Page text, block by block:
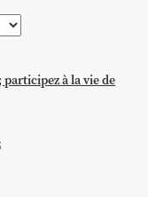
à la vie de